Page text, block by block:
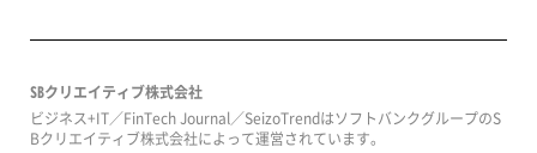
SBクリエイティブ株式会社
ビジネス+IT／FinTech Journal／SeizoTrendはソフトバンクグループのS
Bクリエイティブ株式会社によって運営されています。